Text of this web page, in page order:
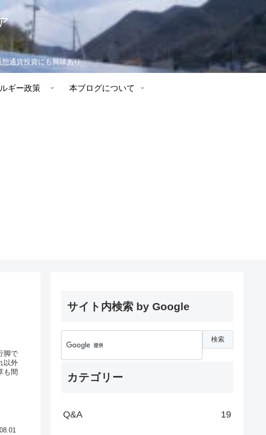
通貨投資にも興味あり
ギー政策 本ブログについて
脚で
以外
も間
サイト内検索 by Google
カテゴリー
Q&A 19